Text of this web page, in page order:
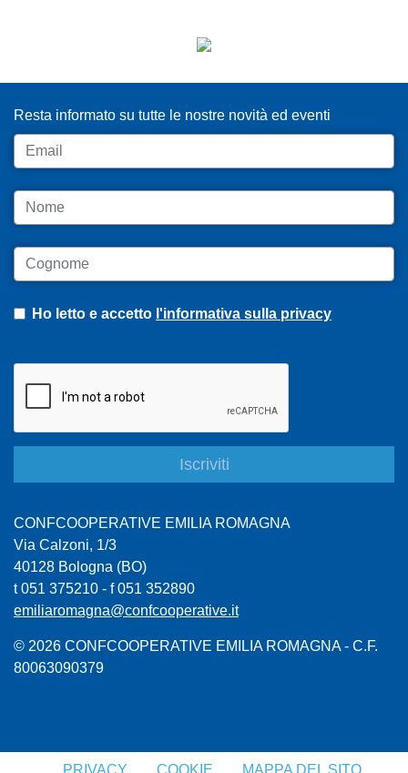
Resta informato su tutte le nostre novità ed eventi
Email
Nome
Cognome
Ho letto e accetto l'informativa sulla privacy
CONFCOOPERATIVE EMILIA ROMAGNA
Via Calzoni, 1/3
40128 Bologna (BO)
t 051 375210 - f 051 352890
emiliaromagna@confcooperative.it
© 2026 CONFCOOPERATIVE EMILIA ROMAGNA - C.F.
80063090379
PRIVACY COOKIE MAPPA DEL SITO